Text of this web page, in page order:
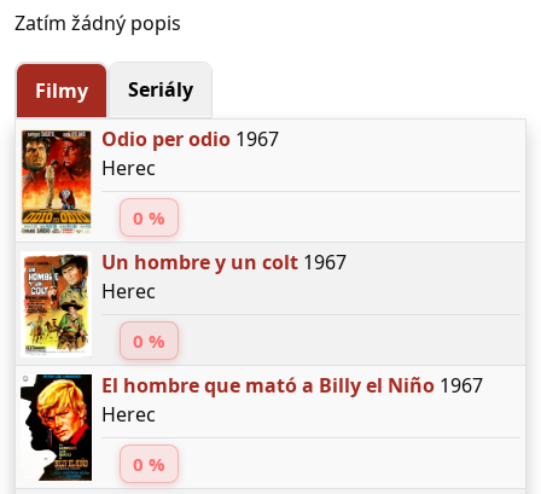
Zatím žádný popis
Filmy
Seriály
Odio per odio1967
Herec
0 %
Un hombre y un colt1967
Herec
0 %
El hombre que mató a Billy el Niño1967
Herec
0 %